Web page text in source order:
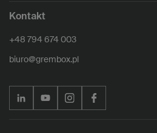
Kontakt
+48 794 674 003
biuro@grembox.pl